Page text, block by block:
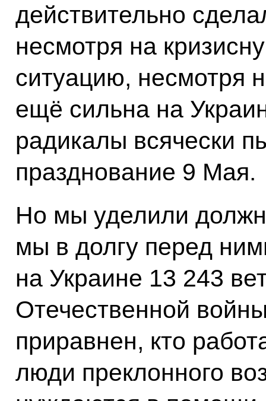
действительно
несмотря на
ситуацию, несмотря
ещё сильна на
радикалы всячески
празднование 9 Мая.
Но мы уделили
мы в долгу перед
на Украине 13 243
Отечественной
приравнен, кто
люди преклонного